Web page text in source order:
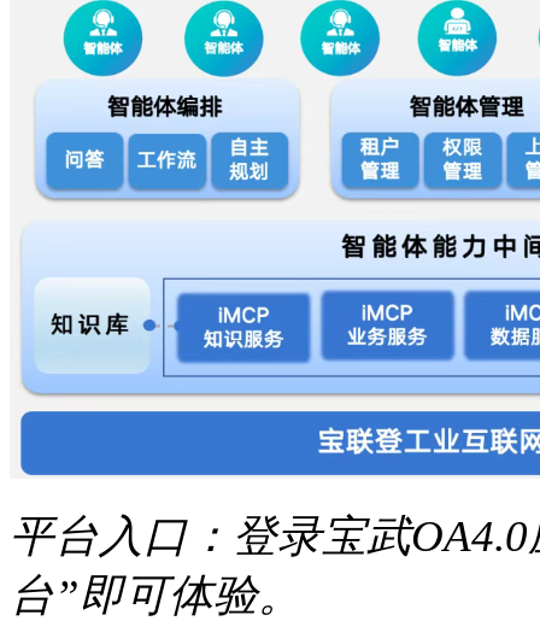
平台入口：登录宝武
台”即可体验。